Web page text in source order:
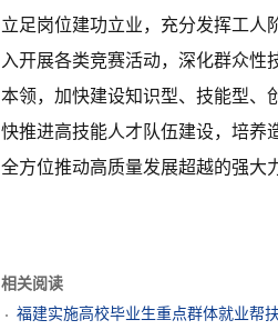
立足岗位建功立业，充分发挥工人
入开展各类竞赛活动，深化群众
本领，加快建设知识型、技能型、
快推进高技能人才队伍建设，培养
全方位推动高质量发展超越的强大
相关阅读
福建实施高校毕业生重点群体就业帮